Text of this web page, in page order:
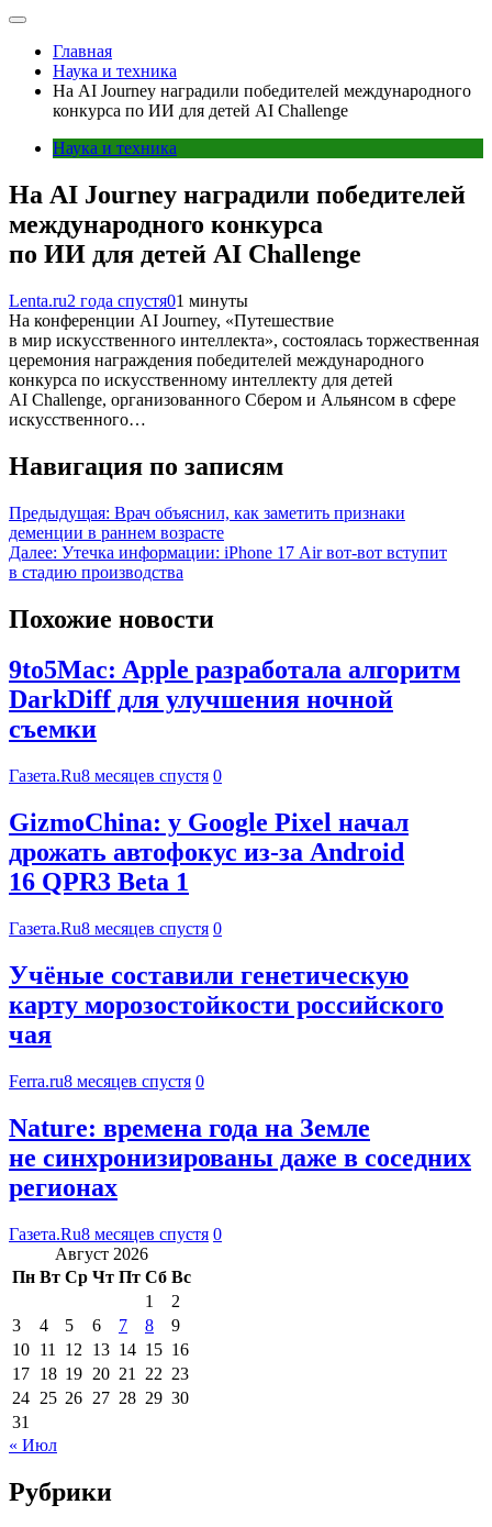
Главная
Наука и техника
На AI Journey наградили победителей международного
конкурса по ИИ для детей AI Challenge
Наука и техника
На AI Journey наградили победителей
международного конкурса
по ИИ для детей AI Challenge
Lenta.ru2 года спустя01 минуты
На конференции AI Journey, «Путешествие
в мир искусственного интеллекта», состоялась торжественная
церемония награждения победителей международного
конкурса по искусственному интеллекту для детей
AI Challenge, организованного Сбером и Альянсом в сфере
искусственного…
Навигация по записям
Предыдущая: Врач объяснил, как заметить признаки
деменции в раннем возрасте
Далее: Утечка информации: iPhone 17 Air вот-вот вступит
в стадию производства
Похожие новости
9to5Mac: Apple разработала алгоритм
DarkDiff для улучшения ночной
съемки
Газета.Ru8 месяцев спустя 0
GizmoChina: у Google Pixel начал
дрожать автофокус из-за Android
16 QPR3 Beta 1
Газета.Ru8 месяцев спустя 0
Учёные составили генетическую
карту морозостойкости российского
чая
Ferra.ru8 месяцев спустя 0
Nature: времена года на Земле
не синхронизированы даже в соседних
регионах
Газета.Ru8 месяцев спустя 0
Август 2026
Пн Вт Ср Чт Пт Сб Вс
1
2
3
4 5 6 7 8
9
10 11 12 13 14 15 16
17 18 19 20 21 22 23
24 25 26 27 28 29 30
31
« Июл
Рубрики